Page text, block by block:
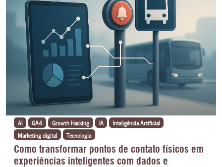
AI GA4 Growth Hacking IA
Inteligência Artificial
Marketing digital
Tecnologia
Como transformar pontos de contato físicos em
experiências inteligentes com dados e